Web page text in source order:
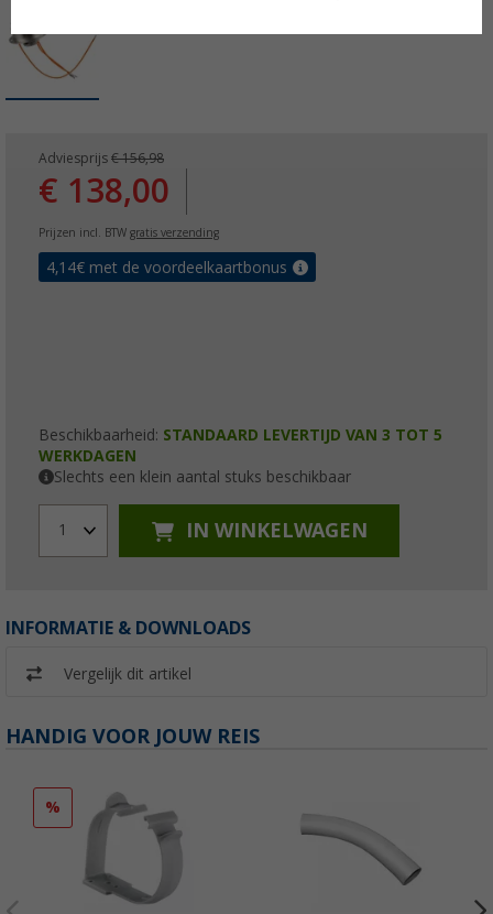
Adviesprijs € 156,98
€ 138,00
Prijzen incl. BTW gratis verzending
4,14€ met de voordeelkaartbonus
Beschikbaarheid: STANDAARD LEVERTIJD VAN 3 TOT 5
WERKDAGEN
Slechts een klein aantal stuks beschikbaar
1 IN WINKELWAGEN
INFORMATIE & DOWNLOADS
Vergelijk dit artikel
HANDIG VOOR JOUW REIS
%